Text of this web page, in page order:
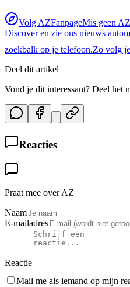
Volg AZFanpageMis geen
Discover en zie ons nieuws
zoekbalk op je telefoon.Zo volg
Deel dit artikel
Vond je dit interessant? Deel het
Reacties
Praat mee over AZ
Naam
E-mailadres
Reactie
Mail me als iemand op mijn